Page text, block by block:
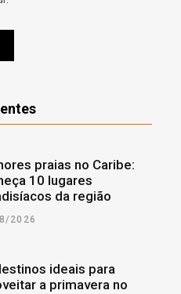
praias no Caribe:
10 lugares
da região
2026
ideais para
a primavera no